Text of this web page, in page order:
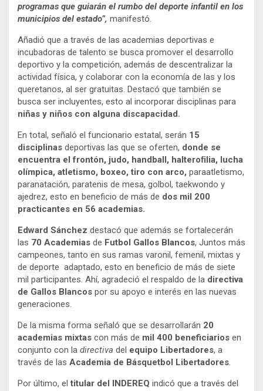
programas que guiarán el rumbo del deporte infantil en los
municipios del estado”, manifestó.
Añadió que a través de las academias deportivas e
incubadoras de talento se busca promover el desarrollo
deportivo y la competición, además de descentralizar la
actividad física, y colaborar con la economía de las y los
queretanos, al ser gratuitas. Destacó que también se
busca ser incluyentes, esto al incorporar disciplinas para
niñas y niños con alguna discapacidad.
En total, señaló el funcionario estatal, serán 15
disciplinas deportivas las que se oferten, donde se
encuentra el frontón, judo, handball, halteroﬁlia, lucha
olímpica, atletismo, boxeo, tiro con arco, paraatletismo,
paranatación, paratenis de mesa, golbol, taekwondo y
ajedrez, esto en beneficio de más de dos mil 200
practicantes en 56 academias.
Edward Sánchez destacó que además se fortalecerán
las 70 Academias de Futbol Gallos Blancos, Juntos más
campeones, tanto en sus ramas varonil, femenil, mixtas y
de deporte adaptado, esto en beneficio de más de siete
mil participantes. Ahí, agradeció el respaldo de la directiva
de Gallos Blancos por su apoyo e interés en las nuevas
generaciones.
De la misma forma señaló que se desarrollarán 20
academias mixtas con más de mil 400 beneficiarios en
conjunto con la directiva del equipo Libertadores, a
través de las Academia de Básquetbol Libertadores
Por último, el titular del INDEREQ indicó que a través del